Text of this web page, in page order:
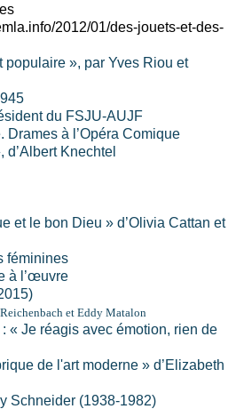
2012/01/des-jouets-et-des-
populaire », par Yves Riou et
du FSJU-AUJF
Drames à l’Opéra Comique
Knechtel
et le bon Dieu » d’Olivia Cattan et
féminines
à l’œuvre
et Eddy Matalon
« Je réagis avec émotion, rien de
de l'art moderne » d’Elizabeth
Schneider (1938-1982)